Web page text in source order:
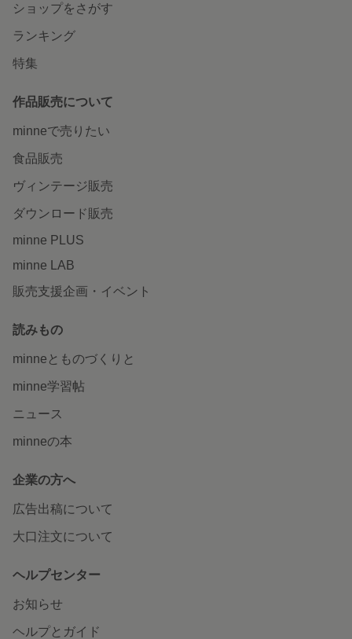
ショップをさがす
ランキング
特集
作品販売について
minneで売りたい
食品販売
ヴィンテージ販売
ダウンロード販売
minne PLUS
minne LAB
販売支援企画・イベント
読みもの
minneとものづくりと
minne学習帖
ニュース
minneの本
企業の方へ
広告出稿について
大口注文について
ヘルプセンター
お知らせ
ヘルプとガイド